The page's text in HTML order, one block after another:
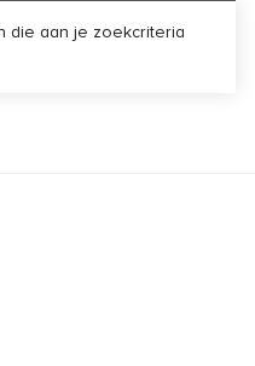
die aan je zoekcriteria